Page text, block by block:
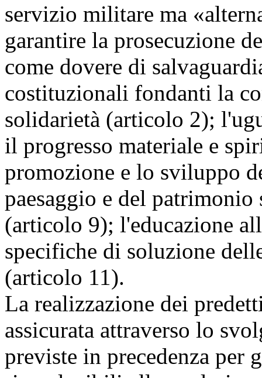
servizio militare ma
garantire la prosecuzione
come dovere di
costituzionali fondanti la
solidarietà (articolo 2);
il progresso materiale e
promozione e lo sviluppo
paesaggio e del
(articolo 9); l'educazione
specifiche di soluzione
(articolo 11).
La realizzazione dei
assicurata attraverso lo
previste in precedenza per